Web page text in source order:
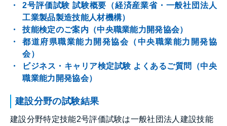
2号評価試験 試験概要（経済産業省・一般社団法人
工業製品製造技能人材機構）
技能検定のご案内（中央職業能力開発協会）
都道府県職業能力開発協会（中央職業能力開発協
会）
ビジネス・キャリア検定試験 よくあるご質問（中央
職業能力開発協会）
建設分野の試験結果
建設分野特定技能2号評価試験は一般社団法人建設技能